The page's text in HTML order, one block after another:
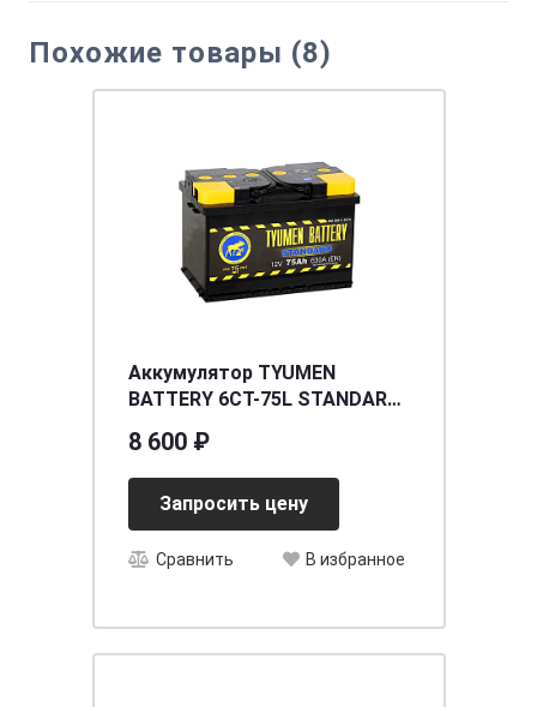
Похожие товары (8)
Аккумулятор TYUMEN
BATTERY 6CT-75L STANDART
8 600 ₽
Запросить цену
Сравнить В избранное